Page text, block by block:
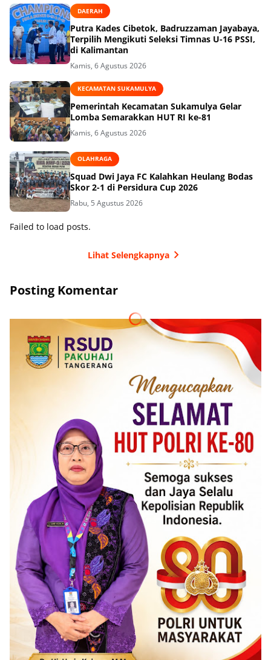
DAERAH
Putra Kades Cibetok, Badruzzaman Jayabaya,
Terpilih Mengikuti Seleksi Timnas U-16 PSSI,
di Kalimantan
Kamis, 6 Agustus 2026
KECAMATAN SUKAMULYA
Pemerintah Kecamatan Sukamulya Gelar
Lomba Semarakkan HUT RI ke-81
Kamis, 6 Agustus 2026
OLAHRAGA
Squad Dwi Jaya FC Kalahkan Heulang Bodas
Skor 2-1 di Persidura Cup 2026
Rabu, 5 Agustus 2026
Failed to load posts.
Lihat Selengkapnya
Posting Komentar